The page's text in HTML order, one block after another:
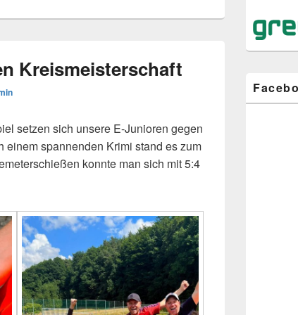
Kreismeisterschaft
setzen sich unsere E-Junioren gegen
einem spannenden Krimi stand es zum
konnte man sich mit 5:4